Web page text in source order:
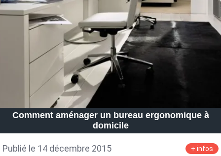
Petite Surface
Question De Style
Renovation
Revue De Week End
Tiny House
Comment aménager un bureau ergonomique à
domicile
Publié le 14 décembre 2015 + infos